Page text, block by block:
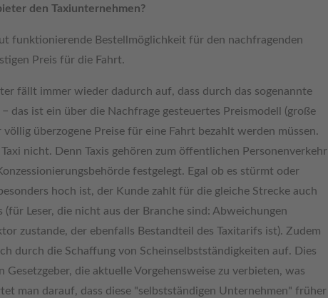
den Taxiunternehmen?
funktionierende Bestellmöglichkeit für den nachfragenden
Preis für die Fahrt.
fällt immer wieder dadurch auf, dass durch das sogenannte
das ist ein über die Nachfrage gesteuertes Preismodell (große
überzogene Preise für eine Fahrt bezahlt werden müssen.
nicht. Denn Taxis gehören zum öffentlichen Personenverkehr
festgelegt. Egal ob es stürmt oder
hoch ist, der Kunde zahlt für die gleiche Strecke auch
Leser, die nicht aus der Branche sind: Abweichungen
zustande, der ebenfalls Bestandteil des Taxitarifs ist). Zudem
durch die Schaffung von Scheinselbstständigkeiten auf. Dies
die aktuelle Vorgehensweise zu verbieten, was
man darauf, dass diese "selbstständigen Unternehmen" früher